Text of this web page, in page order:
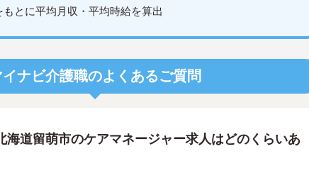
とに平均月収・平均時給を算出
イナビ介護職のよくあるご質問
海道留萌市のケアマネージャー求人はどのくらいあ